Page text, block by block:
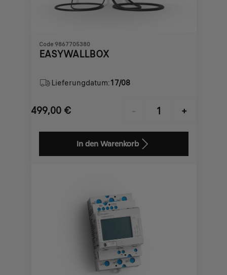
Code 9867705380
EASYWALLBOX
Lieferungdatum:17/08
499,00 €
Price
499,00
-
+
Quantity
to:
In den Warenkorb